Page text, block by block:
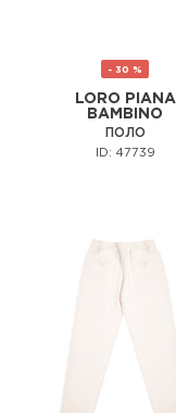
- 30 %
LORO PIANA
BAMBINO
ПОЛО
ID: 47739